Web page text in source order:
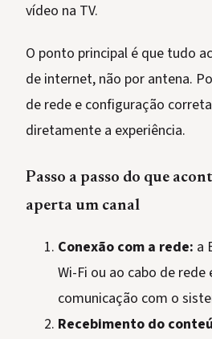
vídeo na TV.
O ponto principal é que tudo
de internet, não por antena.
de rede e configuração
diretamente a experiência.
Passo a passo do que
aperta um canal
Conexão com a rede: a
Wi-Fi ou ao cabo de rede
comunicação com o
Recebimento do